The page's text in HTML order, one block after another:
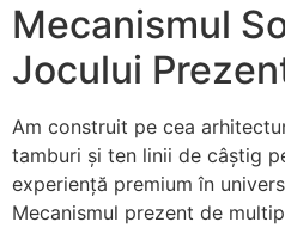
Mecanismul
Jocului
Am construit pe cea
tamburi și ten linii de câștig
experiență premium în
Mecanismul prezent de